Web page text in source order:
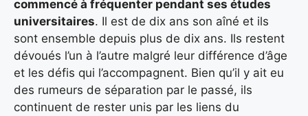
commencé à fréquenter pendant ses études
universitaires. Il est de dix ans son aîné et ils
sont ensemble depuis plus de dix ans. Ils restent
dévoués l’un à l’autre malgré leur différence d’âge
et les défis qui l’accompagnent. Bien qu’il y ait eu
des rumeurs de séparation par le passé, ils
continuent de rester unis par les liens du